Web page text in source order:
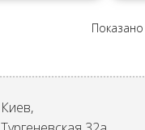
Киев,